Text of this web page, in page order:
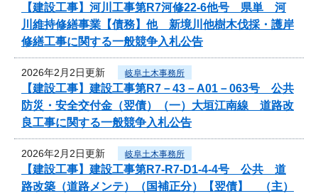
【建設工事】河川工事第R7河修22-6他号 県単 河
川維持修繕事業【債務】他 新境川他樹木伐採・護岸
修繕工事に関する一般競争入札公告
2026年2月2日更新 岐阜土木事務所
【建設工事】建設工事第R7－43－A01－063号 公共
防災・安全交付金（翌債）（一）大垣江南線 道路改
良工事に関する一般競争入札公告
2026年2月2日更新 岐阜土木事務所
【建設工事】建設工事第R7-R7-D1-4-4号 公共 道
路改築（道路メンテ）（国補正分）【翌債】 （主）